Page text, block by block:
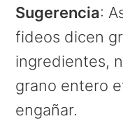
Sugerencia:
fideos dicen
ingredientes,
grano entero
engañar.